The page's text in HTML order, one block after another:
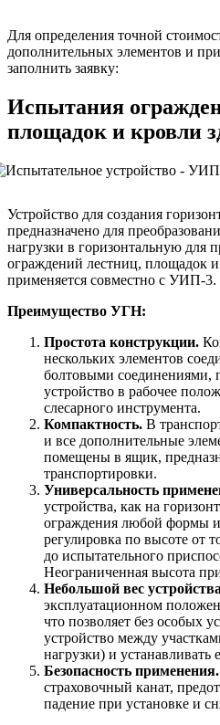
Для определения точной
дополнительных элементов и
заполнить заявку:
Испытания
площадок и кровли
Устройство для создания
предназначено для
нагрузки в горизонтальную для
ограждений лестниц, площадок
применяется совместно с УИП-3.
Преимущество УГН:
Простота конструкции.
нескольких элементов
болтовыми соединениями,
устройство в рабочее
слесарного инструмента.
Компактность. В
и все дополнительные
помещены в ящик,
транспортировки.
Универсальность
устройства, как на
ограждения любой формы
регулировка по высоте от
до испытательного
Неограниченная высота
Небольшой вес
эксплуатационном
что позволяет без особых
устройство между
нагрузки) и устанавливать
Безопасность применения.
страховочный канат,
падение при установке и